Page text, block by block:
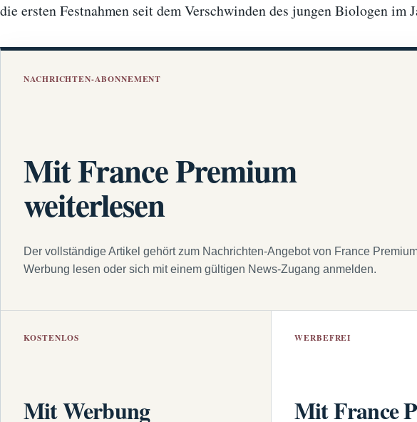
die ersten Festnahmen seit dem Verschwinden des jungen Biologen im
NACHRICHTEN-ABONNEMENT
Mit France Premium
weiterlesen
Der vollständige Artikel gehört zum Nachrichten-Angebot von France
Werbung lesen oder sich mit einem gültigen News-Zugang anmelden.
KOSTENLOS
Mit Werbung
WERBEFREI
Mit France